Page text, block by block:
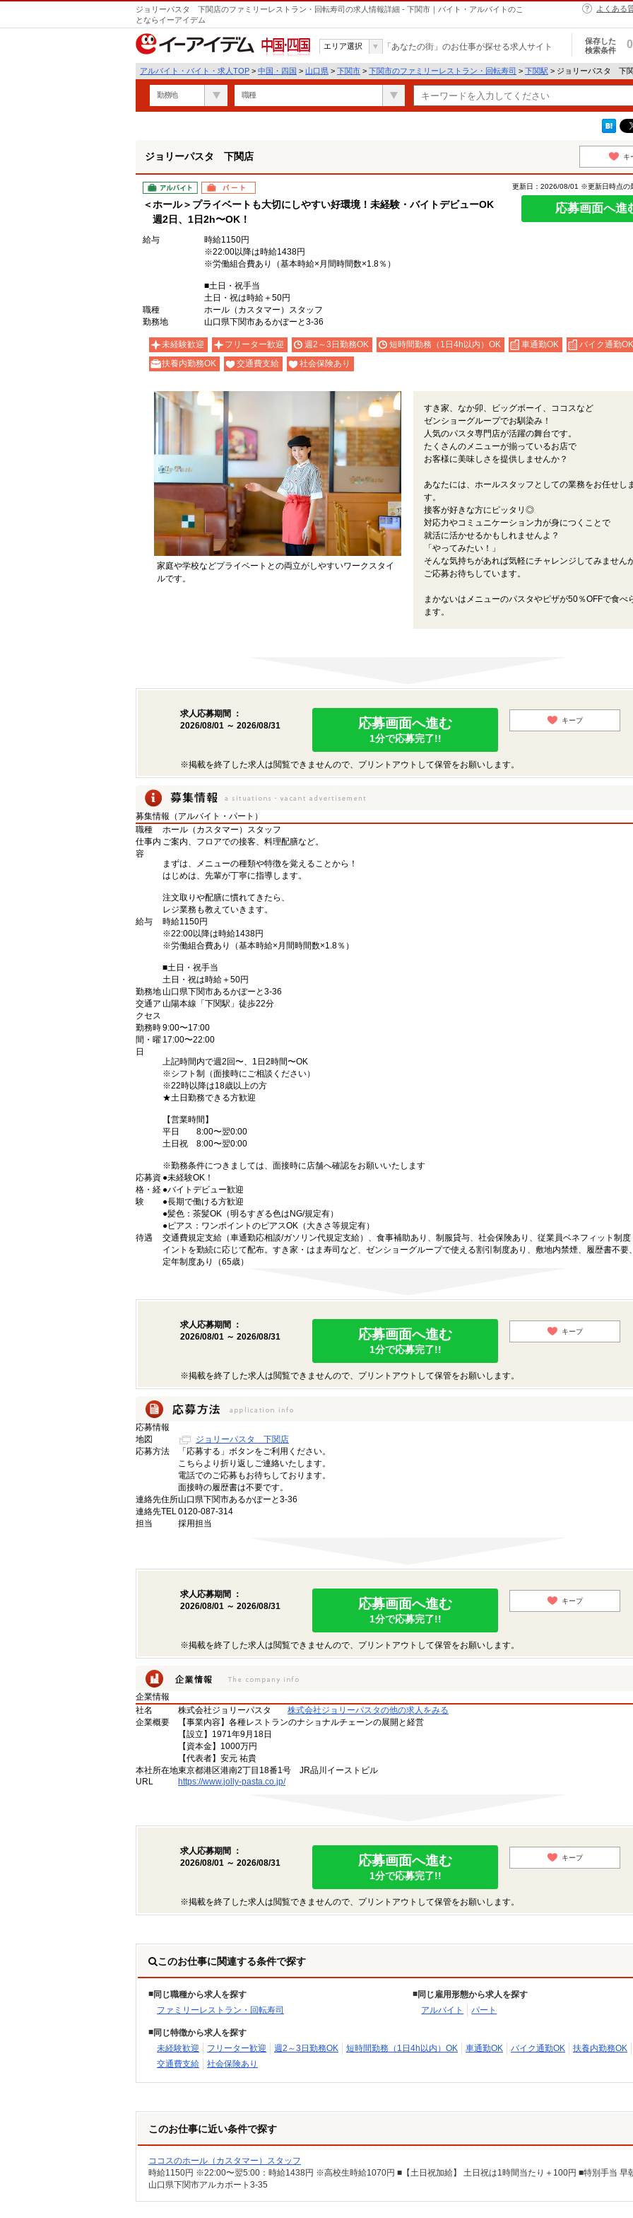
ジョリーパスタ 下関店のファミリーレストラン・回転寿司の求人情報詳細 - 下関市｜バイト・アルバイトのこ
とならイーアイデム
よくある
中国・四国
エリア選択 「あなたの街」のお仕事が探せる求人サイト
保存した
検索条件
0
アルバイト・バイト・求人TOP > 中国・四国 > 山口県 > 下関市 > 下関市のファミリーレストラン・回転寿司 > 下関駅 > ジョリーパスタ 下
勤務地 職種
ジョリーパスタ 下関店 キ
アルバイト パート
＜ホール＞プライベートも大切にしやすい好環境！未経験・バイトデビューOK
週2日、1日2h〜OK！
更新日：2026/08/01 ※更新日時点の
応募画面へ進
給与
時給1150円
※22:00以降は時給1438円
※労働組合費あり（基本時給×月間時間数×1.8％）
■土日・祝手当
土日・祝は時給＋50円
職種
ホール（カスタマー）スタッフ
勤務地
山口県下関市あるかぽーと3-36
未経験歓迎 フリーター歓迎 週2～3日勤務OK 短時間勤務（1日4h以内）OK 車通勤OK
バイク通勤OK
扶養内勤務OK
交通費支給 社会保険あり
家庭や学校などプライベートとの両立がしやすいワークスタイ
ルです。
すき家、なか卯、ビッグボーイ、ココスなど
ゼンショーグループでお馴染み！
人気のパスタ専門店が活躍の舞台です。
たくさんのメニューが揃っているお店で
お客様に美味しさを提供しませんか？
あなたには、ホールスタッフとしての業務をお任せしま
す。
接客が好きな方にピッタリ◎
対応力やコミュニケーション力が身につくことで
就活に活かせるかもしれませんよ？
「やってみたい！」
そんな気持ちがあれば気軽にチャレンジしてみません
ご応募お待ちしています。
まかないはメニューのパスタやピザが50％OFFで食べ
ます。
求人応募期間 ：
2026/08/01 ～ 2026/08/31
応募画面へ進む
1分で応募完了!!
キープ
※掲載を終了した求人は閲覧できませんので、プリントアウトして保管をお願いします。
募集情報（アルバイト・パート）
職種
ホール（カスタマー）スタッフ
仕事内
容
ご案内、フロアでの接客、料理配膳など。
まずは、メニューの種類や特徴を覚えることから！
はじめは、先輩が丁寧に指導します。
注文取りや配膳に慣れてきたら、
レジ業務も教えていきます。
給与
時給1150円
※22:00以降は時給1438円
※労働組合費あり（基本時給×月間時間数×1.8％）
■土日・祝手当
土日・祝は時給＋50円
勤務地 山口県下関市あるかぽーと3-36
交通ア
クセス
山陽本線「下関駅」徒歩22分
勤務時
間・曜
日
9:00〜17:00
17:00〜22:00
上記時間内で週2回〜、1日2時間〜OK
※シフト制（面接時にご相談ください）
※22時以降は18歳以上の方
★土日勤務できる方歓迎
【営業時間】
平日 8:00〜翌0:00
土日祝 8:00〜翌0:00
※勤務条件につきましては、面接時に店舗へ確認をお願いいたします
応募資
格・経
験
●未経験OK！
●バイトデビュー歓迎
●長期で働ける方歓迎
●髪色：茶髪OK（明るすぎる色はNG/規定有）
●ピアス：ワンポイントのピアスOK（大きさ等規定有）
待遇
交通費規定支給（車通勤応相談/ガソリン代規定支給）、食事補助あり、制服貸与、社会保険あり、従業員ベネフィット制
イントを勤続に応じて配布。すき家・はま寿司など、ゼンショーグループで使える割引制度あり、敷地内禁煙、履歴書不要
定年制度あり（65歳）
求人応募期間 ：
2026/08/01 ～ 2026/08/31
応募画面へ進む
1分で応募完了!!
キープ
※掲載を終了した求人は閲覧できませんので、プリントアウトして保管をお願いします。
応募情報
地図
ジョリーパスタ 下関店
応募方法
「応募する」ボタンをご利用ください。
こちらより折り返しご連絡いたします。
電話でのご応募もお待ちしております。
面接時の履歴書は不要です。
連絡先住所山口県下関市あるかぽーと3-36
連絡先TEL0120-087-314
担当
採用担当
求人応募期間 ：
2026/08/01 ～ 2026/08/31
応募画面へ進む
1分で応募完了!!
キープ
※掲載を終了した求人は閲覧できませんので、プリントアウトして保管をお願いします。
企業情報
社名
株式会社ジョリーパスタ
株式会社ジョリーパスタの他の求人をみる
企業概要
【事業内容】各種レストランのナショナルチェーンの展開と経営
【設立】1971年9月18日
【資本金】1000万円
【代表者】安元 祐貴
本社所在地東京都港区港南2丁目18番1号 JR品川イーストビル
URL
https://www.jolly-pasta.co.jp/
求人応募期間 ：
2026/08/01 ～ 2026/08/31
応募画面へ進む
1分で応募完了!!
キープ
※掲載を終了した求人は閲覧できませんので、プリントアウトして保管をお願いします。
このお仕事に関連する条件で探す
同じ職種から求人を探す
ファミリーレストラン・回転寿司
同じ雇用形態から求人を探す
アルバイト
パート
同じ特徴から求人を探す
未経験歓迎
フリーター歓迎 週2～3日勤務OK 短時間勤務（1日4h以内）OK 車通勤OK バイク通勤OK
扶養内勤務OK
交通費支給
社会保険あり
このお仕事に近い条件で探す
ココスのホール（カスタマー）スタッフ
山口県下関市アルカポート3-35